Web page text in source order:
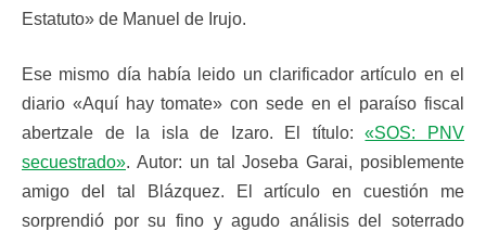
Estatuto» de Manuel de Irujo.
Ese mismo día había leido un clarificador artículo en el
diario «Aquí hay tomate» con sede en el paraíso fiscal
abertzale de la isla de Izaro. El título:«SOS: PNV
secuestrado». Autor: un tal Joseba Garai, posiblemente
amigo del tal Blázquez. El artículo en cuestión me
sorprendió por su fino y agudo análisis del soterrado